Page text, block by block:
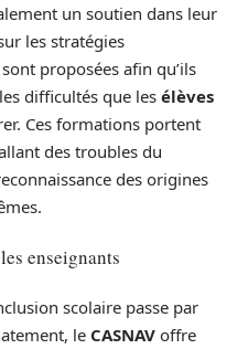
un soutien dans leur
les stratégies
proposées afin qu’ils
difficultés que les élèves
Ces formations portent
des troubles du
des origines
enseignants
scolaire passe par
le CASNAV offre